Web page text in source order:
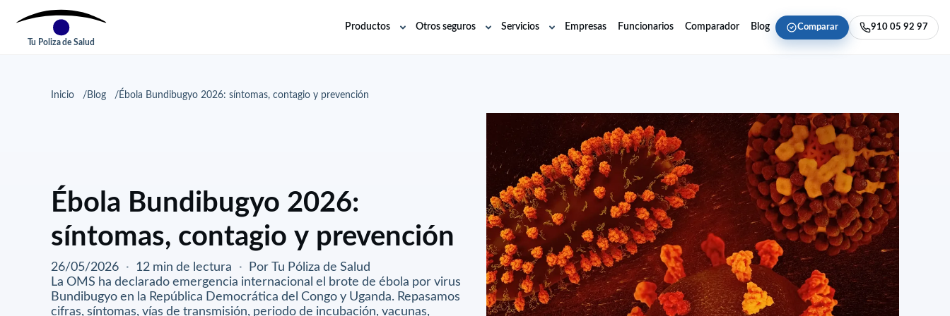
Tu Poliza de Salud
Productos
AbrirOtros seguros
AbrirServicios
AbrirEmpresas Funcionarios Comparador Blog Comparar 910 05 92 97
Inicio Blog Ébola Bundibugyo 2026: síntomas, contagio y prevención
Ébola Bundibugyo 2026:
síntomas, contagio y prevención
26/05/2026 · 12 min de lectura ·
Por Tu Póliza de Salud
La OMS ha declarado emergencia internacional el brote de ébola por virus
Bundibugyo en la República Democrática del Congo y Uganda. Repasamos
cifras, síntomas, vías de transmisión, periodo de incubación, vacunas,